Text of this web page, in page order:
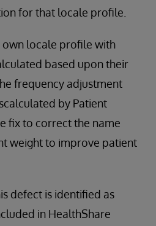
for that locale profile.
own locale profile with
based upon their
frequency adjustment
by Patient
fix to correct the name
weight to improve patient
defect is identified as
in HealthShare